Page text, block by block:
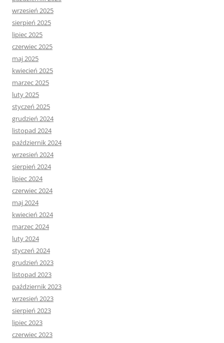
wrzesień 2025
sierpień 2025
lipiec 2025
czerwiec 2025
maj 2025
kwiecień 2025
marzec 2025
luty 2025
styczeń 2025
grudzień 2024
listopad 2024
październik 2024
wrzesień 2024
sierpień 2024
lipiec 2024
czerwiec 2024
maj 2024
kwiecień 2024
marzec 2024
luty 2024
styczeń 2024
grudzień 2023
listopad 2023
październik 2023
wrzesień 2023
sierpień 2023
lipiec 2023
czerwiec 2023